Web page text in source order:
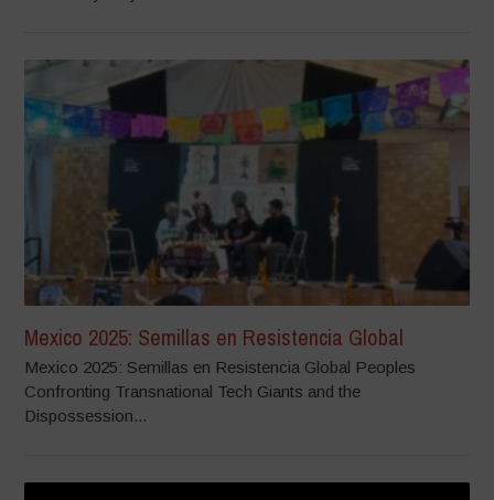
Mexico 2025: Semillas en Resistencia Global
Mexico 2025: Semillas en Resistencia Global Peoples
Confronting Transnational Tech Giants and the
Dispossession...